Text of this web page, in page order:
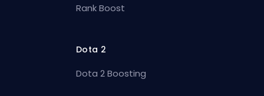
Rank Boost
Dota 2
Dota 2 Boosting